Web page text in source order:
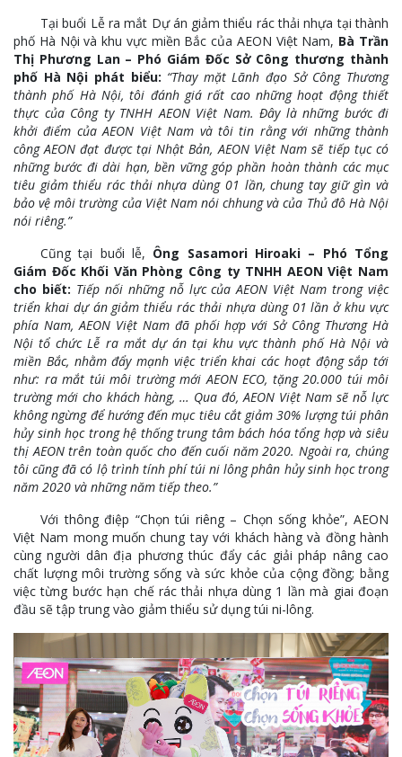
Tại buổi Lễ ra mắt Dự án giảm thiểu rác thải nhựa tại thành
phố Hà Nội và khu vực miền Bắc của AEON Việt Nam, Bà Trần
Thị Phương Lan – Phó Giám Đốc Sở Công thương thành
phố Hà Nội phát biểu: “Thay mặt Lãnh đạo Sở Công Thương
thành phố Hà Nội, tôi đánh giá rất cao những hoạt động thiết
thực của Công ty TNHH AEON Việt Nam. Đây là những bước đi
khởi điểm của AEON Việt Nam và tôi tin rằng với những thành
công AEON đạt được tại Nhật Bản, AEON Việt Nam sẽ tiếp tục có
những bước đi dài hạn, bền vững góp phần hoàn thành các mục
tiêu giảm thiểu rác thải nhựa dùng 01 lần, chung tay giữ gìn và
bảo vệ môi trường của Việt Nam nói chhung và của Thủ đô Hà Nội
nói riêng.”
Cũng tại buổi lễ, Ông Sasamori Hiroaki – Phó Tổng
Giám Đốc Khối Văn Phòng Công ty TNHH AEON Việt Nam
cho biết: Tiếp nối những nỗ lực của AEON Việt Nam trong việc
triển khai dự án giảm thiểu rác thải nhựa dùng 01 lần ở khu vực
phía Nam, AEON Việt Nam đã phối hợp với Sở Công Thương Hà
Nội tổ chức Lễ ra mắt dự án tại khu vực thành phố Hà Nội và
miền Bắc, nhằm đẩy mạnh việc triển khai các hoạt động sắp tới
như: ra mắt túi môi trường mới AEON ECO, tặng 20.000 túi môi
trường mới cho khách hàng, … Qua đó, AEON Việt Nam sẽ nỗ lực
không ngừng để hướng đến mục tiêu cắt giảm 30% lượng túi phân
hủy sinh học trong hệ thống trung tâm bách hóa tổng hợp và siêu
thị AEON trên toàn quốc cho đến cuối năm 2020. Ngoài ra, chúng
tôi cũng đã có lộ trình tính phí túi ni lông phân hủy sinh học trong
năm 2020 và những năm tiếp theo.”
Với thông điệp “Chọn túi riêng – Chọn sống khỏe”, AEON
Việt Nam mong muốn chung tay với khách hàng và đồng hành
cùng người dân địa phương thúc đẩy các giải pháp nâng cao
chất lượng môi trường sống và sức khỏe của cộng đồng; bằng
việc từng bước hạn chế rác thải nhựa dùng 1 lần mà giai đoạn
đầu sẽ tập trung vào giảm thiểu sử dụng túi ni-lông.